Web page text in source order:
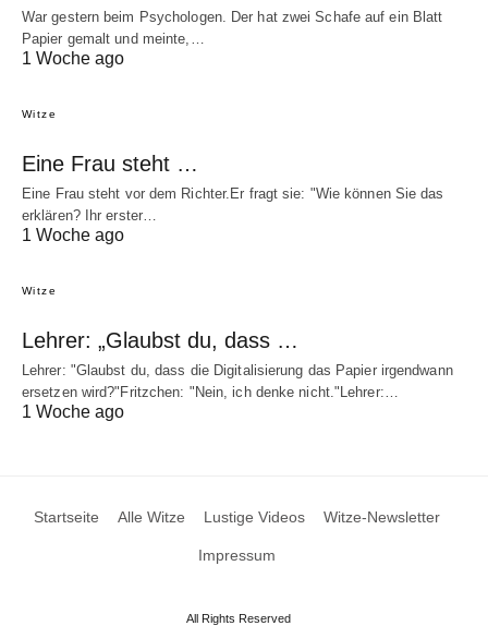
War gestern beim Psychologen. Der hat zwei Schafe auf ein Blatt
Papier gemalt und meinte,…
1 Woche ago
Witze
Eine Frau steht …
Eine Frau steht vor dem Richter.Er fragt sie: "Wie können Sie das
erklären? Ihr erster…
1 Woche ago
Witze
Lehrer: „Glaubst du, dass …
Lehrer: "Glaubst du, dass die Digitalisierung das Papier irgendwann
ersetzen wird?"Fritzchen: "Nein, ich denke nicht."Lehrer:…
1 Woche ago
Startseite Alle Witze Lustige Videos Witze-Newsletter
Impressum
All Rights Reserved